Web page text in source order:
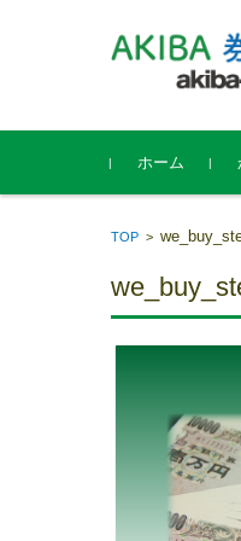
コンテンツに移動
ホーム
TOP >